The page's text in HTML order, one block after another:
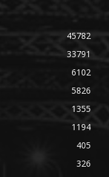
45782
33791
6102
5826
1355
1194
405
326